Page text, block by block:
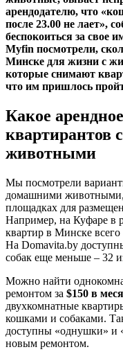
арендодателю, что
после 23.00 не лает»,
беспокоиться за свое
Myfin посмотрели,
Минске для жизни с
которые снимают
что им пришлось
Какое
квартирантов
животными
Мы посмотрели
домашними
площадках для
Например, на Куфаре в
квартир в Минске
На Domavita.by
собак еще меньше – 32
Можно найти
ремонтом за $150 в
двухкомнатные
кошками и собаками.
доступны «однушки» и
новым ремонтом.